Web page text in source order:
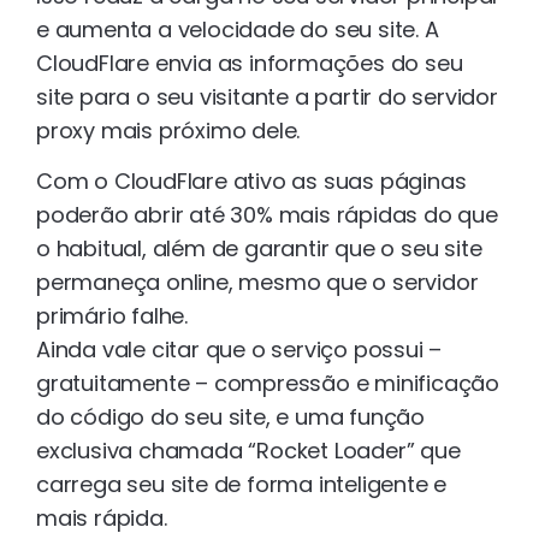
e aumenta a velocidade do seu site. A
CloudFlare envia as informações do seu
site para o seu visitante a partir do servidor
proxy mais próximo dele.
Com o CloudFlare ativo as suas páginas
poderão abrir até 30% mais rápidas do que
o habitual, além de garantir que o seu site
permaneça online, mesmo que o servidor
primário falhe.
Ainda vale citar que o serviço possui –
gratuitamente – compressão e minificação
do código do seu site, e uma função
exclusiva chamada “Rocket Loader” que
carrega seu site de forma inteligente e
mais rápida.